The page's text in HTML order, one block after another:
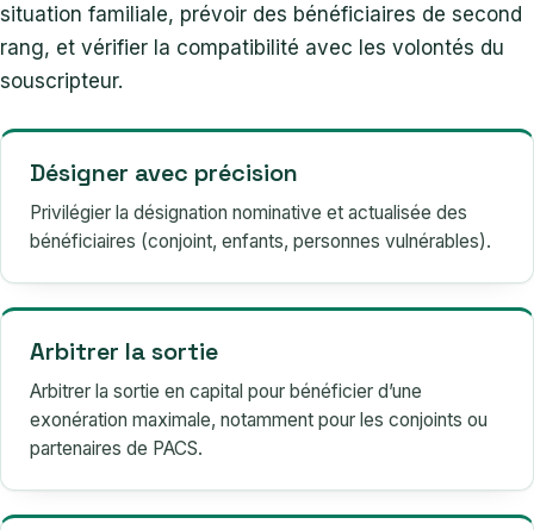
situation familiale, prévoir des bénéficiaires de second
rang, et vérifier la compatibilité avec les volontés du
souscripteur.
Désigner avec précision
Privilégier la désignation nominative et actualisée des
bénéficiaires (conjoint, enfants, personnes vulnérables).
Arbitrer la sortie
Arbitrer la sortie en capital pour bénéficier d’une
exonération maximale, notamment pour les conjoints ou
partenaires de PACS.